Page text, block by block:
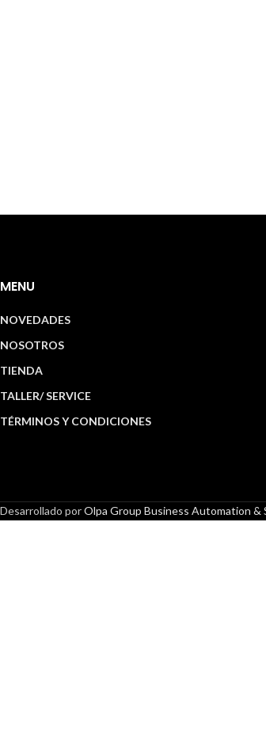
MENU
NOVEDADES
NOSOTROS
TIENDA
TALLER/ SERVICE
TÉRMINOS Y CONDICIONES
Desarrollado porOlpa Group Business Automation &